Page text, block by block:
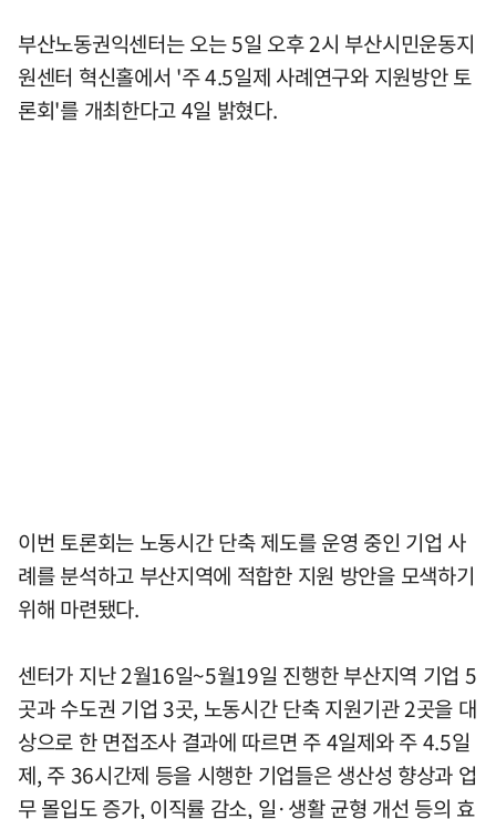
부산노동권익센터는 오는 5일 오후 2시 부산시민운동지
원센터 혁신홀에서 '주 4.5일제 사례연구와 지원방안 토
론회'를 개최한다고 4일 밝혔다.
이번 토론회는 노동시간 단축 제도를 운영 중인 기업 사
례를 분석하고 부산지역에 적합한 지원 방안을 모색하기
위해 마련됐다.
센터가 지난 2월16일~5월19일 진행한 부산지역 기업 5
곳과 수도권 기업 3곳, 노동시간 단축 지원기관 2곳을 대
상으로 한 면접조사 결과에 따르면 주 4일제와 주 4.5일
제, 주 36시간제 등을 시행한 기업들은 생산성 향상과 업
무 몰입도 증가, 이직률 감소, 일·생활 균형 개선 등의 효